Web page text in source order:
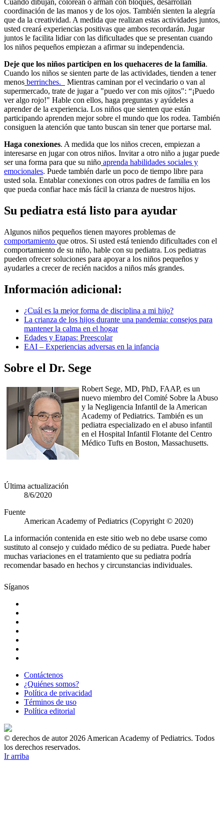
Cuando dibujan, colorean o arman con bloques, desarrollan
coordinación de las manos y de los ojos. También sienten la alegría
que da la creatividad. A medida que realizan estas actividades juntos,
usted creará experiencias positivas que ambos recordarán. Jugar
juntos le facilita lidiar con las dificultades que se presentan cuando
los niños pequeños empiezan a afirmar su independencia.
Deje que los niños participen en los quehaceres de la familia.
Cuando los niños se sienten parte de las actividades, tienden a tener
menos berrinches.
Mientras caminan por el vecindario o van al
supermercado, trate de jugar a "puedo ver con mis ojitos": “¡Puedo
ver algo rojo!" Hable con ellos, haga preguntas y ayúdeles a
aprender de la experiencia. Los niños que sienten que están
participando aprenden mejor sobre el mundo que los rodea. También
consiguen la atención que tanto buscan sin tener que portarse mal.
Haga conexiones. A medida que los niños crecen, empiezan a
interesarse en jugar con otros niños. Invitar a otro niño a jugar puede
ser una forma para que su niño aprenda habilidades sociales y
emocionales. Puede también darle un poco de tiempo libre para
usted sola. Entablar conexiones con otros padres de familia en los
que pueda confiar hace más fácil la crianza de nuestros hijos.
Su pediatra está listo para ayudar
Algunos niños pequeños tienen mayores problemas de
comportamiento que otros. Si usted está teniendo dificultades con el
comportamiento de su niño, hable con su pediatra. Los pediatras
pueden ofrecer soluciones para apoyar a los niños pequeños y
ayudarles a crecer de recién nacidos a niños más grandes.
Información adicional:
¿Cuál es la mejor forma de disciplina a mi hijo?
La crianza de los hijos durante una pandemia: consejos para
mantener la calma en el hogar
Edades y Etapas: Preescolar
EAI – Experiencias adversas en la infancia
​Sobre el Dr. Sege
Robert Sege, MD, PhD, FAAP, es un
nuevo miembro del Comité Sobre la Abuso
y la Negligencia Infantil de la American
Academy of Pediatrics. También es un
pediatra especializado en el abuso infantil
en el Hospital Infantil Flotante del Centro
Médico Tufts en Boston, Massachusetts.​
Última actualización
8/6/2020
Fuente
American Academy of Pediatrics (Copyright © 2020)
La información contenida en este sitio web no debe usarse como
sustituto al consejo y cuidado médico de su pediatra. Puede haber
muchas variaciones en el tratamiento que su pediatra podría
recomendar basado en hechos y circunstancias individuales.
Síganos
Contáctenos
¿Quiénes somos?
Política de privacidad
Términos de uso
Política editorial
© derechos de autor 2026 American Academy of Pediatrics. Todos
los derechos reservados.
Ir arriba